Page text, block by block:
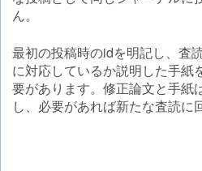
ん。
最初の投稿時のidを明記し、査
に対応しているか説明した手紙
要があります。修正論文と手紙
し、必要があれば新たな査読に